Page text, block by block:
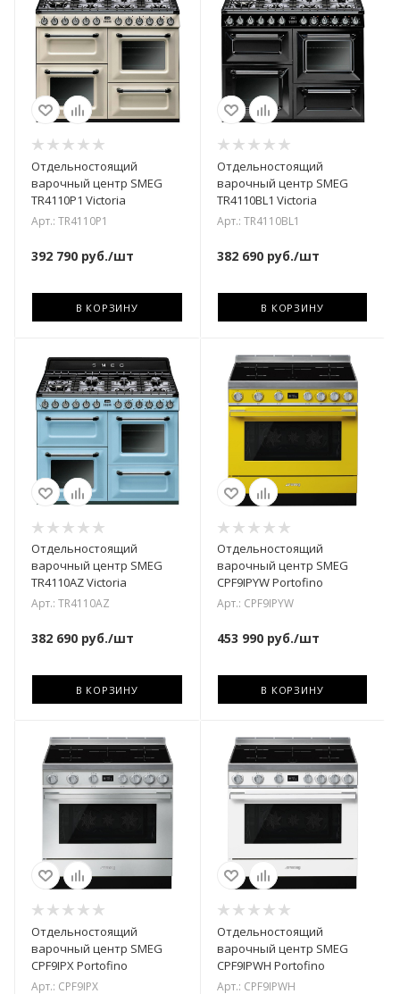
Отдельностоящий
варочный центр SMEG
TR4110P1 Victoria
Арт.: TR4110P1
392 790 руб./шт
В КОРЗИНУ
Отдельностоящий
варочный центр SMEG
TR4110BL1 Victoria
Арт.: TR4110BL1
382 690руб./шт
В КОРЗИНУ
Отдельностоящий
варочный центр SMEG
TR4110AZ Victoria
Арт.: TR4110AZ
382 690 руб./шт
В КОРЗИНУ
Отдельностоящий
варочный центр SMEG
CPF9IPYW Portofino
Арт.: CPF9IPYW
453 990руб./шт
В КОРЗИНУ
Отдельностоящий
варочный центр SMEG
CPF9IPX Portofino
Арт.: CPF9IPX
Отдельностоящий
варочный центр SMEG
CPF9IPWH Portofino
Арт.: CPF9IPWH